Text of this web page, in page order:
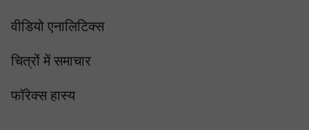
वीडियो एनालिटिक्स
चित्रों में समाचार
फॉरेक्स हास्य